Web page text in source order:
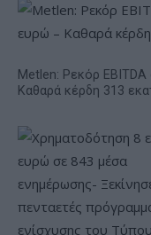
Metlen: Ρεκόρ
Καθαρά κέρδη 313